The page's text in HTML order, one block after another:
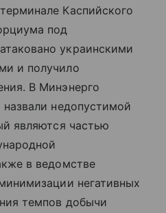
Каспийского
под
украинскими
и получило
В Минэнерго
назвали недопустимой
являются частью
в ведомстве
негативных
темпов добычи